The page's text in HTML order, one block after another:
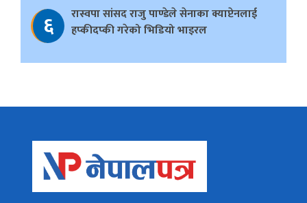
६
रास्वपा सांसद राजु पाण्डेले सेनाका क्याप्टेनलाई
हप्कीदप्की गरेको भिडियो भाइरल